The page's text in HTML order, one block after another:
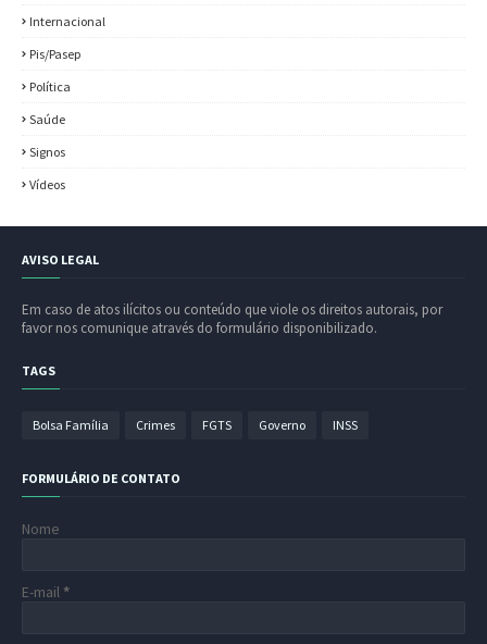
Internacional
Pis/Pasep
Política
Saúde
Signos
Vídeos
AVISO LEGAL
Em caso de atos ilícitos ou conteúdo que viole os direitos autorais, por
favor nos comunique através do formulário disponibilizado.
TAGS
Bolsa Família Crimes FGTS Governo INSS
FORMULÁRIO DE CONTATO
Nome
E-mail *